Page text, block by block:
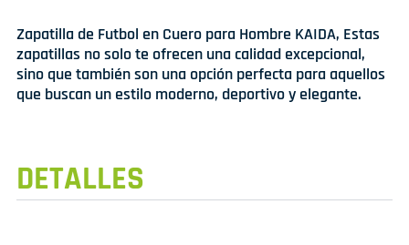
Zapatilla de Futbol en Cuero para Hombre KAIDA, Estas
zapatillas no solo te ofrecen una calidad excepcional,
sino que también son una opción perfecta para aquellos
que buscan un estilo moderno, deportivo y elegante.
DETALLES